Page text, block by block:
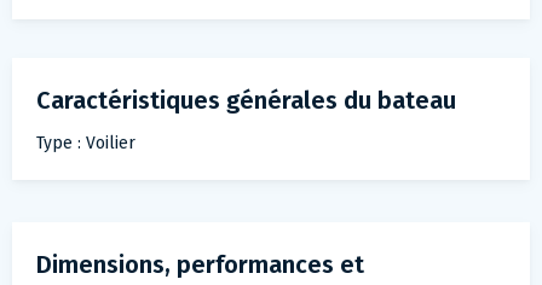
Caractéristiques générales du bateau
Type : Voilier
Dimensions, performances et